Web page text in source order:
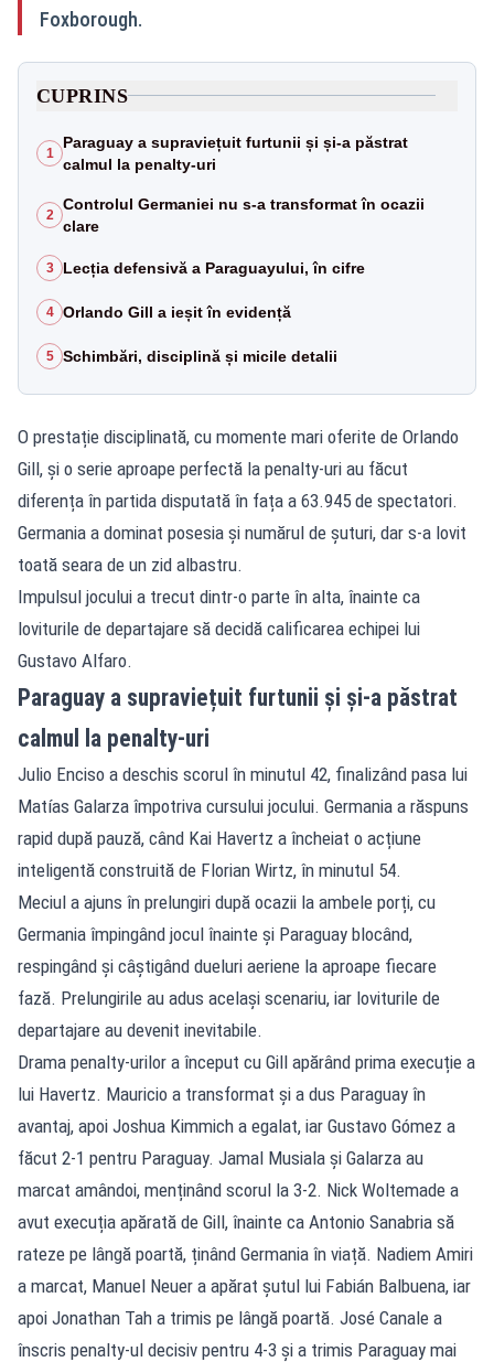
Foxborough.
CUPRINS
1
Paraguay a supraviețuit furtunii și și-a păstrat
calmul la penalty-uri
2
Controlul Germaniei nu s-a transformat în ocazii
clare
3 Lecția defensivă a Paraguayului, în cifre
4 Orlando Gill a ieșit în evidență
5 Schimbări, disciplină și micile detalii
O prestație disciplinată, cu momente mari oferite de Orlando
Gill, și o serie aproape perfectă la penalty-uri au făcut
diferența în partida disputată în fața a 63.945 de spectatori.
Germania a dominat posesia și numărul de șuturi, dar s-a lovit
toată seara de un zid albastru.
Impulsul jocului a trecut dintr-o parte în alta, înainte ca
loviturile de departajare să decidă calificarea echipei lui
Gustavo Alfaro.
Paraguay a supraviețuit furtunii și și-a păstrat
calmul la penalty-uri
Julio Enciso a deschis scorul în minutul 42, finalizând pasa lui
Matías Galarza împotriva cursului jocului. Germania a răspuns
rapid după pauză, când Kai Havertz a încheiat o acțiune
inteligentă construită de Florian Wirtz, în minutul 54.
Meciul a ajuns în prelungiri după ocazii la ambele porți, cu
Germania împingând jocul înainte și Paraguay blocând,
respingând și câștigând dueluri aeriene la aproape fiecare
fază. Prelungirile au adus același scenariu, iar loviturile de
departajare au devenit inevitabile.
Drama penalty-urilor a început cu Gill apărând prima execuție a
lui Havertz. Mauricio a transformat și a dus Paraguay în
avantaj, apoi Joshua Kimmich a egalat, iar Gustavo Gómez a
făcut 2-1 pentru Paraguay. Jamal Musiala și Galarza au
marcat amândoi, menținând scorul la 3-2. Nick Woltemade a
avut execuția apărată de Gill, înainte ca Antonio Sanabria să
rateze pe lângă poartă, ținând Germania în viață. Nadiem Amiri
a marcat, Manuel Neuer a apărat șutul lui Fabián Balbuena, iar
apoi Jonathan Tah a trimis pe lângă poartă. José Canale a
înscris penalty-ul decisiv pentru 4-3 și a trimis Paraguay mai